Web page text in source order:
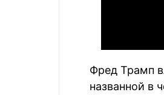
Фред Трамп
названной в